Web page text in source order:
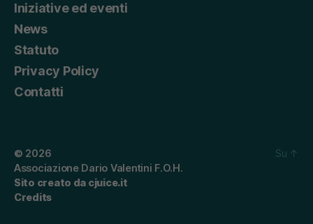
Iniziative ed eventi
News
Statuto
Privacy Policy
Contatti
© 2026
Associazione Dario Valentini F.O.H.
Sito creato da cjuice.it
Credits
Su ↑